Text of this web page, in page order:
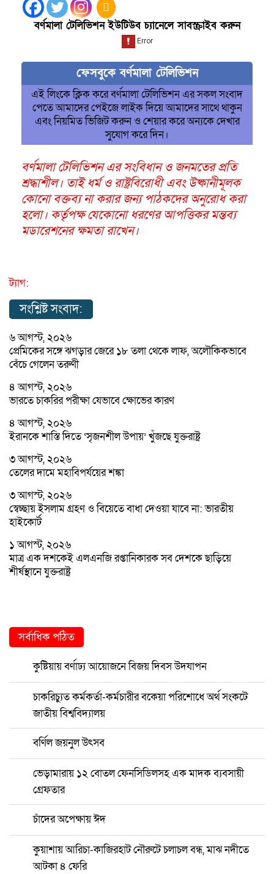
বর্ণমালা টেলিভিশন ইউটিউব চ্যানেলে সাবস্ক্রাইব করুন
ফেসবুকে বর্ণমালা টেলিভিশন
এই লিংকে ক্লিক করে বর্ণমালা টেলিভিশন এর সকল সংবাদ
পেতে আমাদের পেইজে লাইক দিয়ে আমাদের সাথে থাকুন
এবং নিয়মিত ভিজিট করুন ও শেয়ার করে অন্যকে দেখার
সুযোগ করে দিন।
বর্ণমালা টেলিভিশন এর সংবিধান ও জনমতের প্রতি
শ্রদ্ধাশীল। তাই ধর্ম ও রাষ্ট্রবিরোধী এবং উষ্কানীমূলক
কোনো বক্তব্য না করার জন্য পাঠকদের অনুরোধ করা
হলো। কর্তৃপক্ষ যেকোনো ধরণের আপত্তিকর মন্তব্য
মডারেশনের ক্ষমতা রাখেন।
ট্যাগ:
সংশ্লিষ্ট সংবাদ:
৬ আগস্ট, ২০২৬
প্রেমিকের সঙ্গে ঝগড়ার জেরে ১৮ তলা থেকে লাফ, অলৌকিকভাবে
বেঁচে গেলেন তরুণী
৪ আগস্ট, ২০২৬
ভারতে চাকরির পরীক্ষা যেভাবে ক্ষোভের কারণ
৪ আগস্ট, ২০২৬
ইরানকে শাস্তি দিতে ‘সৃজনশীল উপায়’ খুঁজছে যুক্তরাষ্ট্র
৩ আগস্ট, ২০২৬
তেলের দামে মহাবিপর্যয়ের শঙ্কা
৩ আগস্ট, ২০২৬
স্বেচ্ছায় ইসলাম গ্রহণ ও বিয়েতে বাধা দেওয়া যাবে না: ভারতীয়
হাইকোর্ট
১ আগস্ট, ২০২৬
মাত্র এক দশকেই এলএনজি রপ্তানিকারক সব দেশকে ছাড়িয়ে
শীর্ষস্থানে যুক্তরাষ্ট্র
সর্বাধিক পঠিত
কুষ্টিয়ায় বর্ণাঢ্য আয়োজনে বিজয় দিবস উদযাপন
চাকরিচ্যুত কর্মকর্তা-কর্মচারীর বকেয়া পরিশোধে অর্থ সংকটে
জাতীয় বিশ্ববিদ্যালয়
বর্ণিল জয়নুল উৎসব
ভেড়ামারায় ১২ বোতল ফেনসিডিলসহ এক মাদক ব্যবসায়ী
গ্রেফতার
চাঁদের অপেক্ষায় ঈদ
কুয়াশায় আরিচা-কাজিরহাট নৌরুটে চলাচল বন্ধ, মাঝ নদীতে
আটকা ৪ ফেরি